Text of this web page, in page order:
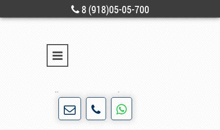
8 (918)05-05-700
г. Новороссийск ул. Свободы, д. 28
Порядочность и честность для нас не пустые